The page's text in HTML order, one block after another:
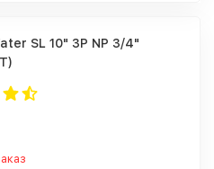
SL 10" 3P NP 3/4"